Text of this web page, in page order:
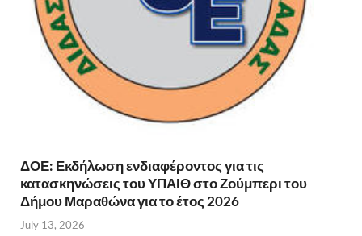
ΔΟΕ: Εκδήλωση ενδιαφέροντος για τις
κατασκηνώσεις του ΥΠΑΙΘ στο Ζούμπερι του
Δήμου Μαραθώνα για το έτος 2026
July 13, 2026